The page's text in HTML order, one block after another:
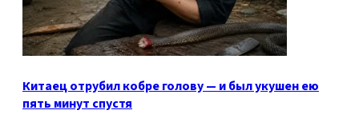
Китаец отрубил кобре голову — и был укушен ею
пять минут спустя